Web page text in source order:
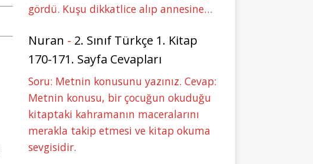
gördü. Kuşu dikkatlice alıp annesine…
Nuran - 2. Sınıf Türkçe 1. Kitap
170-171. Sayfa Cevapları
Soru: Metnin konusunu yazınız. Cevap:
Metnin konusu, bir çocuğun okuduğu
kitaptaki kahramanın maceralarını
merakla takip etmesi ve kitap okuma
sevgisidir.